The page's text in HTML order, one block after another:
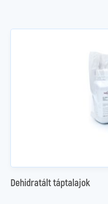
Dehidratált táptalajok